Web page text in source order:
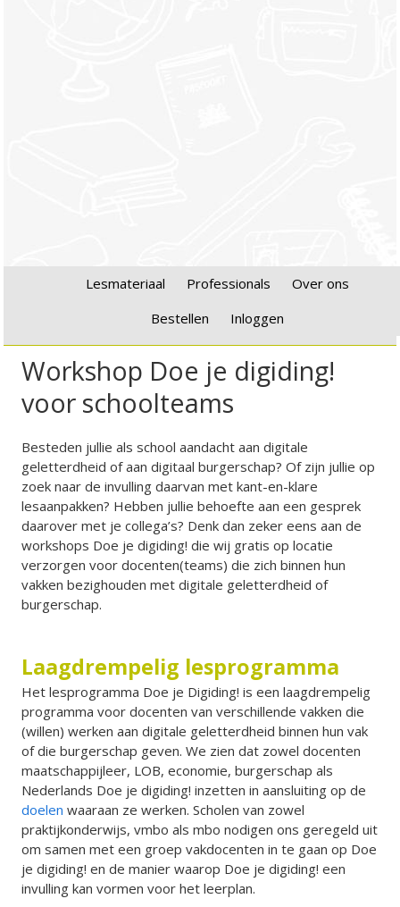
Lesmateriaal Professionals
Over ons
Bestellen
Inloggen
Workshop Doe je digiding!
voor schoolteams
Besteden jullie als school aandacht aan digitale
geletterdheid of aan digitaal burgerschap? Of zijn jullie op
zoek naar de invulling daarvan met kant-en-klare
lesaanpakken? Hebben jullie behoefte aan een gesprek
daarover met je collega’s? Denk dan zeker eens aan de
workshops Doe je digiding! die wij gratis op locatie
verzorgen voor docenten(teams) die zich binnen hun
vakken bezighouden met digitale geletterdheid of
burgerschap.
Laagdrempelig lesprogramma
Het lesprogramma Doe je Digiding! is een laagdrempelig
programma voor docenten van verschillende vakken die
(willen) werken aan digitale geletterdheid binnen hun vak
of die burgerschap geven. We zien dat zowel docenten
maatschappijleer, LOB, economie, burgerschap als
Nederlands Doe je digiding! inzetten in aansluiting op de
doelen waaraan ze werken. Scholen van zowel
praktijkonderwijs, vmbo als mbo nodigen ons geregeld uit
om samen met een groep vakdocenten in te gaan op Doe
je digiding! en de manier waarop Doe je digiding! een
invulling kan vormen voor het leerplan.